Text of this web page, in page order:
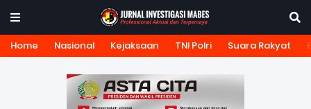
Home Nasional Kejaksaan TNI Polri Suara Rakyat